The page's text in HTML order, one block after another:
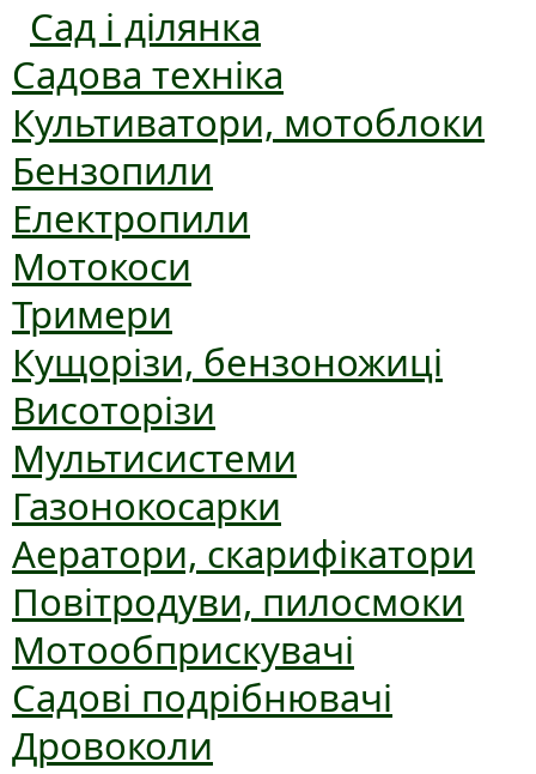
Сад і ділянка
Садова техніка
Культиватори, мотоблоки
Бензопили
Електропили
Мотокоси
Тримери
Кущорізи, бензоножиці
Висоторізи
Мультисистеми
Газонокосарки
Аератори, скарифікатори
Повітродуви, пилосмоки
Мотообприскувачі
Садові подрібнювачі
Дровоколи